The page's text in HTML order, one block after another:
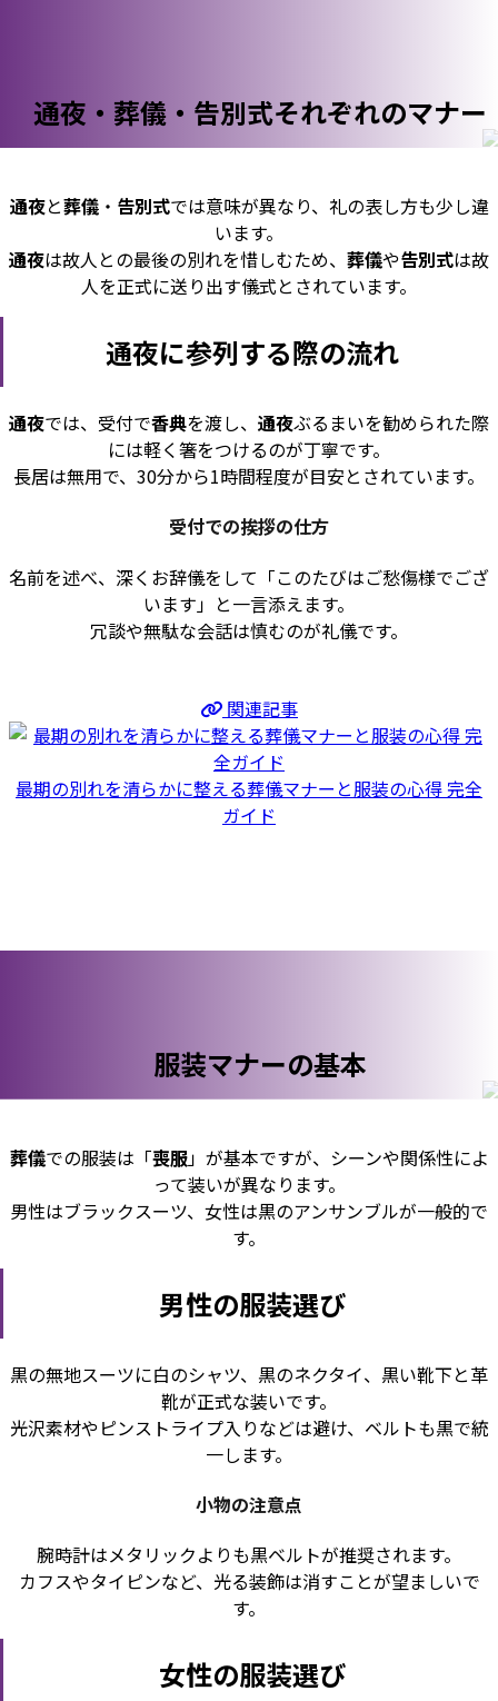
通夜・葬儀・告別式それぞれのマナー
通夜と葬儀・ 告別式では意味が異なり、礼の表し方も少し違
います。
通夜は故人との最後の別れを惜しむため、 葬儀や告別式は故
人を正式に送り出す儀式とされています。
通夜に参列する際の流れ
通夜では、受付で香典を渡し、 通夜ぶるまいを勧められた際
には軽く箸をつけるのが丁寧です。
長居は無用で、30分から1時間程度が目安とされています。
受付での挨拶の仕方
名前を述べ、深くお辞儀をして「このたびはご愁傷様でござ
います」と一言添えます。
冗談や無駄な会話は慎むのが礼儀です。
関連記事
最期の別れを清らかに整える葬儀マナーと服装の心得 完全
ガイド
服装マナーの基本
葬儀での服装は「喪服」が基本ですが、シーンや関係性によ
って装いが異なります。
男性はブラックスーツ、女性は黒のアンサンブルが一般的で
す。
男性の服装選び
黒の無地スーツに白のシャツ、黒のネクタイ、黒い靴下と革
靴が正式な装いです。
光沢素材やピンストライプ入りなどは避け、ベルトも黒で統
一します。
小物の注意点
腕時計はメタリックよりも黒ベルトが推奨されます。
カフスやタイピンなど、光る装飾は消すことが望ましいで
す。
女性の服装選び